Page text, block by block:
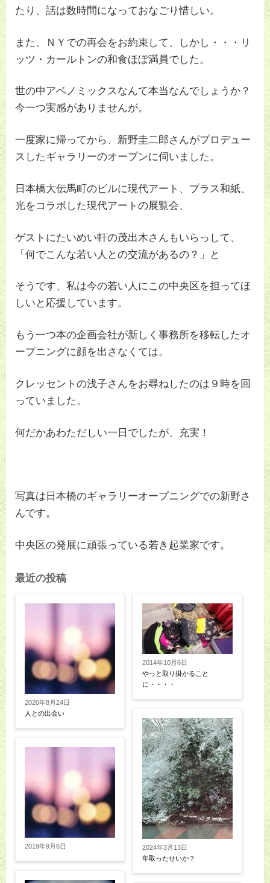
たり、話は数時間になっておなごり惜しい。
また、ＮＹでの再会をお約束して、しかし・・・リ
ッツ・カールトンの和食ほぼ満員でした。
世の中アベノミックスなんて本当なんでしょうか？
今一つ実感がありませんが。
一度家に帰ってから、新野圭二郎さんがプロデュー
スしたギャラリーのオープンに伺いました。
日本橋大伝馬町のビルに現代アート、プラス和紙、
光をコラボした現代アートの展覧会、
ゲストにたいめい軒の茂出木さんもいらっして、
「何でこんな若い人との交流があるの？」と
そうです、私は今の若い人にこの中央区を担ってほ
しいと応援しています。
もう一つ本の企画会社が新しく事務所を移転したオ
ープニングに顔を出さなくては。
クレッセントの浅子さんをお尋ねしたのは９時を回
っていました。
何だかあわただしい一日でしたが、充実！
写真は日本橋のギャラリーオープニングでの新野さ
んです。
中央区の発展に頑張っている若き起業家です。
最近の投稿
2020年8月24日
人との出会い
2019年9月6日
2014年10月6日
やっと取り掛かること
に・・・・
2024年3月13日
年取ったせいか？